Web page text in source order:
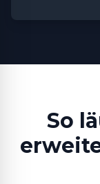
So